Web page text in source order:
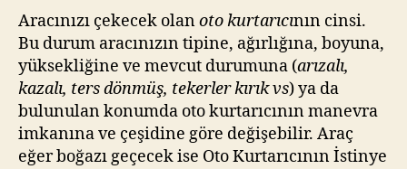
Aracınızı çekecek olanoto kurtarıcının cinsi.
Bu durum aracınızın tipine, ağırlığına, boyuna,
yüksekliğine ve mevcut durumuna (arızalı,
kazalı, ters dönmüş, tekerler kırık vs) ya da
bulunulan konumda oto kurtarıcının manevra
imkanına ve çeşidine göre değişebilir. Araç
eğer boğazı geçecek ise Oto Kurtarıcının İstinye